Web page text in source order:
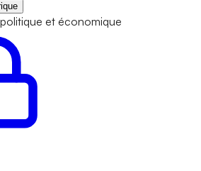
et économique